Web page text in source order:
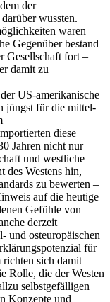
der
wussten.
waren
Gegenüber bestand
Gesellschaft fort –
damit zu
US-amerikanische
jüngst für die mittel-
diese
Jahren nicht nur
und westliche
des Westens hin,
zu bewerten –
auf die heutige
Gefühle von
derzeit
und osteuropäischen
für
sich damit
Rolle, die der Westen
selbstgefälligen
Konzepte und